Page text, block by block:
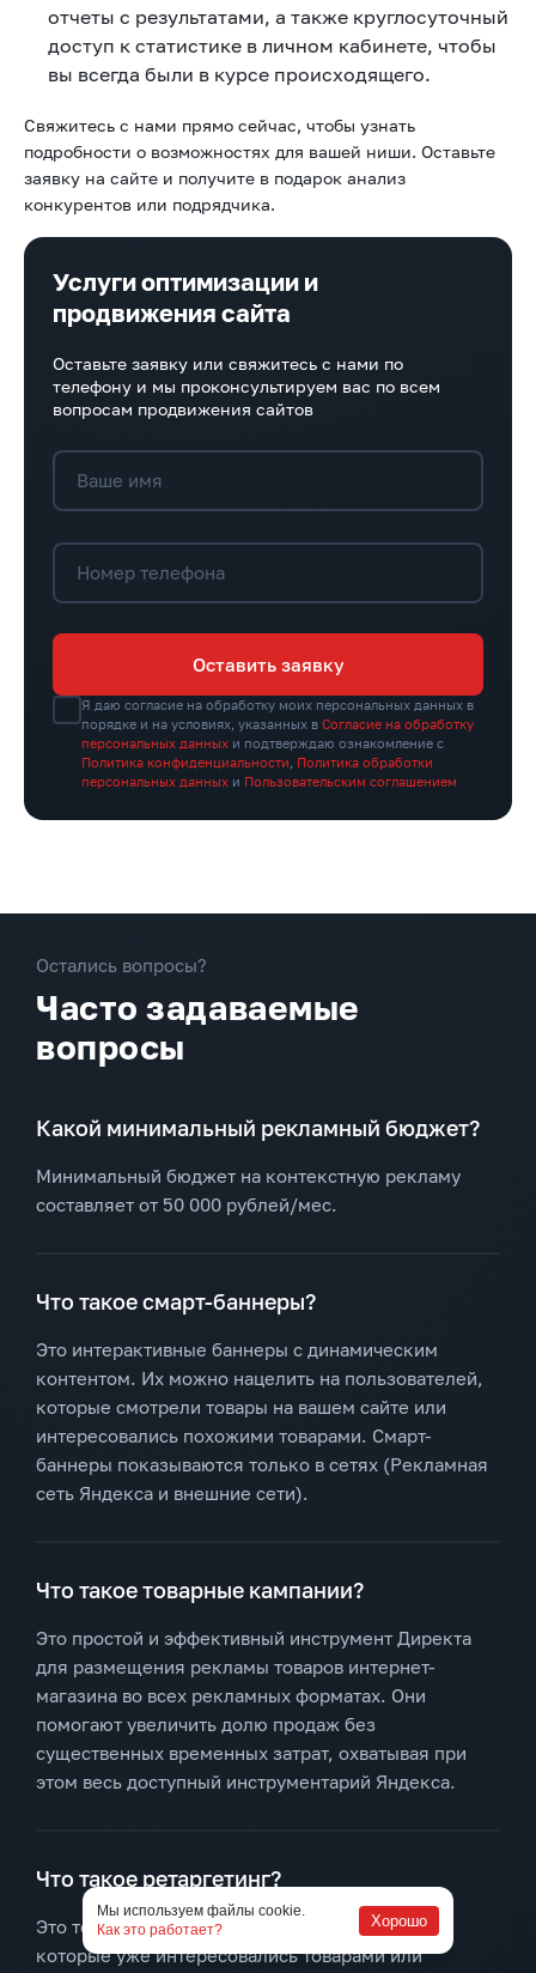
отчеты с результатами, а также круглосуточный
доступ к статистике в личном кабинете, чтобы
вы всегда были в курсе происходящего.
Свяжитесь с нами прямо сейчас, чтобы узнать
подробности о возможностях для вашей ниши. Оставьте
заявку на сайте и получите в подарок анализ
конкурентов или подрядчика.
Услуги оптимизации и
продвижения сайта
Оставьте заявку или свяжитесь с нами по
телефону и мы проконсультируем вас по всем
вопросам продвижения сайтов
Ваше имя
Номер телефона
Оставить заявку
Я даю согласие на обработку моих персональных данных в
порядке и на условиях, указанных в Согласие на обработку
персональных данных и подтверждаю ознакомление с
Политика конфиденциальности
Политика обработки
персональных данных и Пользовательским соглашением
Остались вопросы?
Часто задаваемые
вопросы
Какой минимальный рекламный бюджет?
Минимальный бюджет на контекстную рекламу
составляет от 50 000 рублей/мес.
Что такое смарт-баннеры?
Это интерактивные баннеры с динамическим
контентом. Их можно нацелить на пользователей,
которые смотрели товары на вашем сайте или
интересовались похожими товарами. Смарт-
баннеры показываются только в сетях (Рекламная
сеть Яндекса и внешние сети).
Что такое товарные кампании?
Это простой и эффективный инструмент Директа
для размещения рекламы товаров интернет-
магазина во всех рекламных форматах. Они
помогают увеличить долю продаж без
существенных временных затрат, охватывая при
этом весь доступный инструментарий Яндекса.
Что такое ретаргетинг?
Это технология для работы с пользователями,
которые уже интересовались товарами или
Мы используем файлы cookie.
Как это работает?
Хорошо